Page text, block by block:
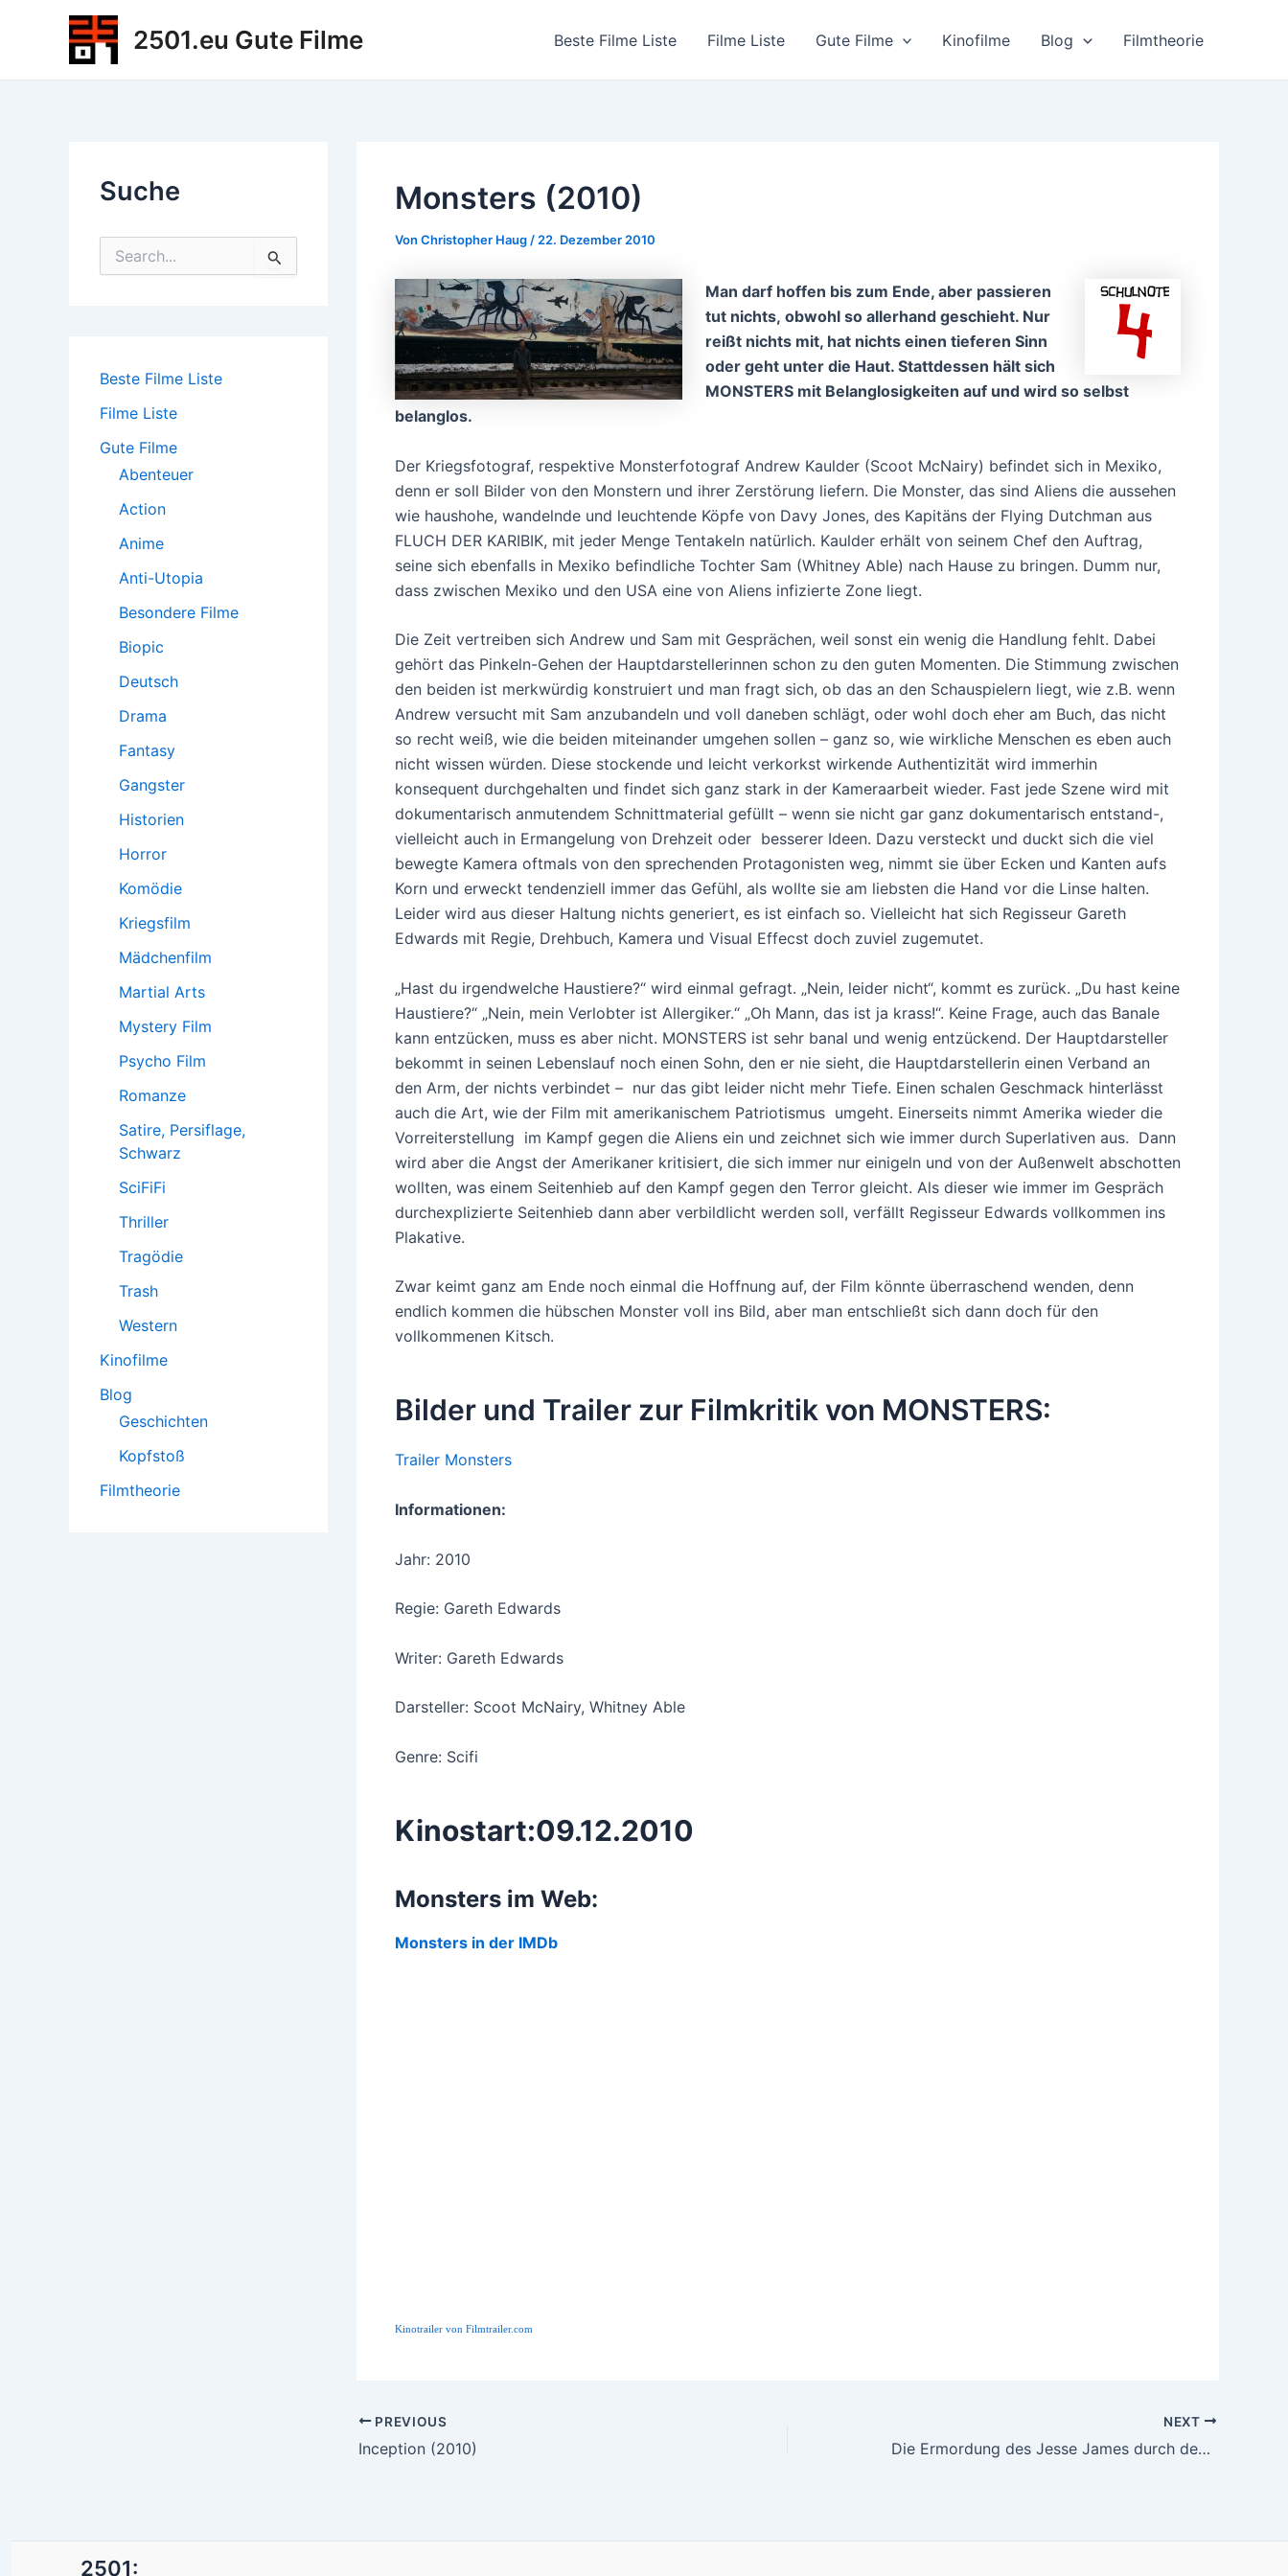
2501.eu Gute Filme Beste Filme Liste Filme Liste Gute Filme Kinofilme Blog Filmtheorie
Suche
a
h
Beste Filme Liste
Filme Liste
Gute Filme
Abenteuer
Action
Anime
Anti-Utopia
Besondere Filme
Biopic
Deutsch
Drama
Fantasy
Gangster
Historien
Horror
Komödie
Kriegsfilm
Mädchenfilm
Martial Arts
Mystery Film
Psycho Film
Romanze
Satire, Persiflage,
Schwarz
SciFiFi
Thriller
Tragödie
Trash
Western
Kinofilme
Blog
Geschichten
Kopfstoß
Filmtheorie
Monsters (2010)
Von Christopher Haug / 22. Dezember 2010
Man darf hoffen bis zum Ende, aber passieren
tut nichts, obwohl so allerhand geschieht. Nur
reißt nichts mit, hat nichts einen tieferen Sinn
oder geht unter die Haut. Stattdessen hält sich
MONSTERS mit Belanglosigkeiten auf und wird so selbst
belanglos.
Der Kriegsfotograf, respektive Monsterfotograf Andrew Kaulder (Scoot McNairy) befindet sich in Mexiko,
denn er soll Bilder von den Monstern und ihrer Zerstörung liefern. Die Monster, das sind Aliens die aussehen
wie haushohe, wandelnde und leuchtende Köpfe von Davy Jones, des Kapitäns der Flying Dutchman aus
FLUCH DER KARIBIK, mit jeder Menge Tentakeln natürlich. Kaulder erhält von seinem Chef den Auftrag,
seine sich ebenfalls in Mexiko befindliche Tochter Sam (Whitney Able) nach Hause zu bringen. Dumm nur,
dass zwischen Mexiko und den USA eine von Aliens infizierte Zone liegt.
Die Zeit vertreiben sich Andrew und Sam mit Gesprächen, weil sonst ein wenig die Handlung fehlt. Dabei
gehört das Pinkeln-Gehen der Hauptdarstellerinnen schon zu den guten Momenten. Die Stimmung zwischen
den beiden ist merkwürdig konstruiert und man fragt sich, ob das an den Schauspielern liegt, wie z.B. wenn
Andrew versucht mit Sam anzubandeln und voll daneben schlägt, oder wohl doch eher am Buch, das nicht
so recht weiß, wie die beiden miteinander umgehen sollen – ganz so, wie wirkliche Menschen es eben auch
nicht wissen würden. Diese stockende und leicht verkorkst wirkende Authentizität wird immerhin
konsequent durchgehalten und findet sich ganz stark in der Kameraarbeit wieder. Fast jede Szene wird mit
dokumentarisch anmutendem Schnittmaterial gefüllt – wenn sie nicht gar ganz dokumentarisch entstand-,
vielleicht auch in Ermangelung von Drehzeit oder besserer Ideen. Dazu versteckt und duckt sich die viel
bewegte Kamera oftmals von den sprechenden Protagonisten weg, nimmt sie über Ecken und Kanten aufs
Korn und erweckt tendenziell immer das Gefühl, als wollte sie am liebsten die Hand vor die Linse halten.
Leider wird aus dieser Haltung nichts generiert, es ist einfach so. Vielleicht hat sich Regisseur Gareth
Edwards mit Regie, Drehbuch, Kamera und Visual Effecst doch zuviel zugemutet.
„Hast du irgendwelche Haustiere?“ wird einmal gefragt. „Nein, leider nicht“, kommt es zurück. „Du hast keine
Haustiere?“ „Nein, mein Verlobter ist Allergiker.“ „Oh Mann, das ist ja krass!“. Keine Frage, auch das Banale
kann entzücken, muss es aber nicht. MONSTERS ist sehr banal und wenig entzückend. Der Hauptdarsteller
bekommt in seinen Lebenslauf noch einen Sohn, den er nie sieht, die Hauptdarstellerin einen Verband an
den Arm, der nichts verbindet – nur das gibt leider nicht mehr Tiefe. Einen schalen Geschmack hinterlässt
auch die Art, wie der Film mit amerikanischem Patriotismus umgeht. Einerseits nimmt Amerika wieder die
Vorreiterstellung im Kampf gegen die Aliens ein und zeichnet sich wie immer durch Superlativen aus. Dann
wird aber die Angst der Amerikaner kritisiert, die sich immer nur einigeln und von der Außenwelt abschotten
wollten, was einem Seitenhieb auf den Kampf gegen den Terror gleicht. Als dieser wie immer im Gespräch
durchexplizierte Seitenhieb dann aber verbildlicht werden soll, verfällt Regisseur Edwards vollkommen ins
Plakative.
Zwar keimt ganz am Ende noch einmal die Hoffnung auf, der Film könnte überraschend wenden, denn
endlich kommen die hübschen Monster voll ins Bild, aber man entschließt sich dann doch für den
vollkommenen Kitsch.
Bilder und Trailer zur Filmkritik von MONSTERS:
Trailer Monsters
Informationen:
Jahr: 2010
Regie: Gareth Edwards
Writer: Gareth Edwards
Darsteller: Scoot McNairy, Whitney Able
Genre: Scifi
Kinostart:09.12.2010
Monsters im Web:
Monsters in der IMDb
Kinotrailer von Filmtrailer.com
Post
navigation
PREVIOUS
Inception (2010)
NEXT
Die Ermordung des Jesse James durch den Feigling Robert Ford (2007)
2501: